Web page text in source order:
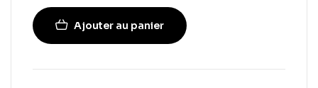
Ajouter au panier